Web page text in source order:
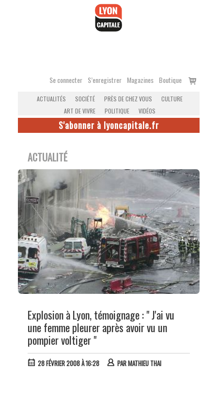
Se connecter S’enregistrer Magazines Boutique
Voir
ACTUALITÉS SOCIÉTÉ PRÈS DE CHEZ VOUS
CULTURE
ART DE VIVRE
POLITIQUE VIDÉOS
S'abonner à lyoncapitale.fr
ACTUALITÉ
Explosion à Lyon, témoignage : " J'ai vu
une femme pleurer après avoir vu un
pompier voltiger "
28 FÉVRIER 2008 À 16:28 PARMATHIEU THAI